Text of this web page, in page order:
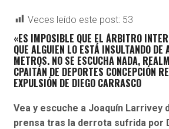
Veces leído este post: 53
«ES IMPOSIBLE QUE EL ÁRBITRO
QUE ALGUIEN LO ESTÁ INSULTANDO DE
METROS. NO SE ESCUCHA NADA,
CPAITÁN DE DEPORTES CONCEPCIÓN
EXPULSIÓN DE DIEGO CARRASCO
Vea y escuche a Joaquín Larrivey
prensa tras la derrota sufrida por